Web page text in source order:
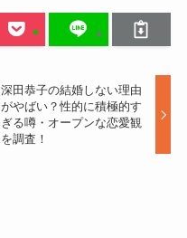
深田恭子の結婚しない理由
がやばい？性的に積極的す
ぎる噂・オープンな恋愛観
を調査！